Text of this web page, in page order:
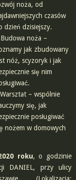
noża, od
czasów
dzień dzisiejszy.
noża –
jak zbudowany
nóż, scyzoryk i jak
się nim
– wspólnie
się, jak
posługiwać
nożem w domowych
roku, o godzinie
DANIEL, przy ulicy